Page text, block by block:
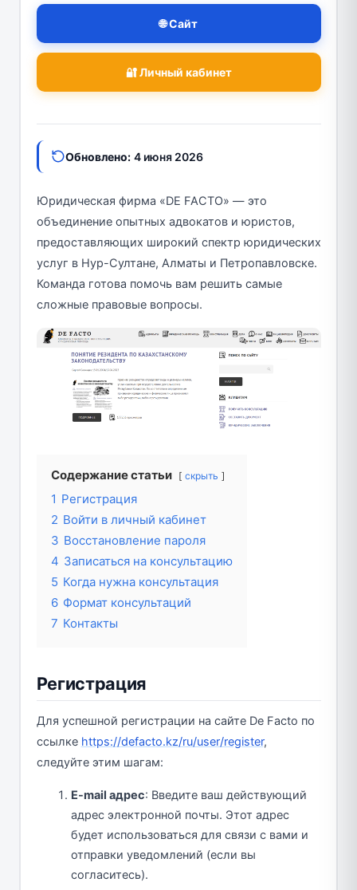
🌐 Сайт
🔐 Личный кабинет
Обновлено: 4 июня 2026
Юридическая фирма «DE FACTO» — это
объединение опытных адвокатов и юристов,
предоставляющих широкий спектр юридических
услуг в Нур-Султане, Алматы и Петропавловске.
Команда готова помочь вам решить самые
сложные правовые вопросы.
Содержание статьи скрыть
1 Регистрация
2 Войти в личный кабинет
3 Восстановление пароля
4 Записаться на консультацию
5 Когда нужна консультация
6 Формат консультаций
7 Контакты
Регистрация
Для успешной регистрации на сайте De Facto по
ссылке https://defacto.kz/ru/user/register,
следуйте этим шагам:
E-mail адрес: Введите ваш действующий
адрес электронной почты. Этот адрес
будет использоваться для связи с вами и
отправки уведомлений (если вы
согласитесь).